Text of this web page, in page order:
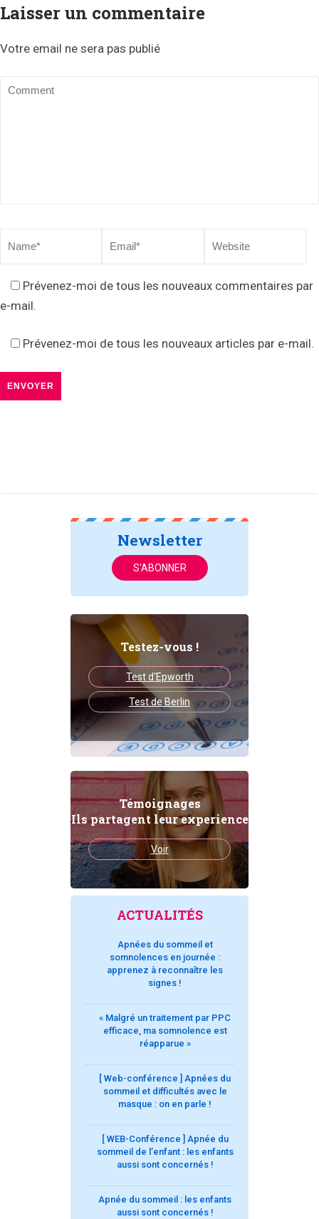
Laisser un commentaire
Votre email ne sera pas publié
Prévenez-moi de tous les nouveaux commentaires par
e-mail.
Prévenez-moi de tous les nouveaux articles par e-mail.
Newsletter
S'ABONNER
Testez-vous !
Test d'Epworth
Test de Berlin
Témoignages
Ils partagent leur experience
Voir
ACTUALITÉS
Apnées du sommeil et
somnolences en journée :
apprenez à reconnaître les
signes !
« Malgré un traitement par PPC
efficace, ma somnolence est
réapparue »
[ Web-conférence ] Apnées du
sommeil et difficultés avec le
masque : on en parle !
[ WEB-Conférence ] Apnée du
sommeil de l’enfant : les enfants
aussi sont concernés !
Apnée du sommeil : les enfants
aussi sont concernés !